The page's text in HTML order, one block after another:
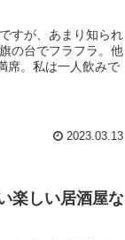
すが、あまり知られ
の台でフラフラ。他
席。私は一人飲みで
2023.03.13
楽しい居酒屋な